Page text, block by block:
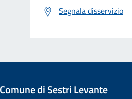
Segnala disservizio
Comune di Sestri Levante